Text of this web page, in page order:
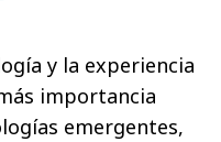
y la experiencia
importancia
emergentes,